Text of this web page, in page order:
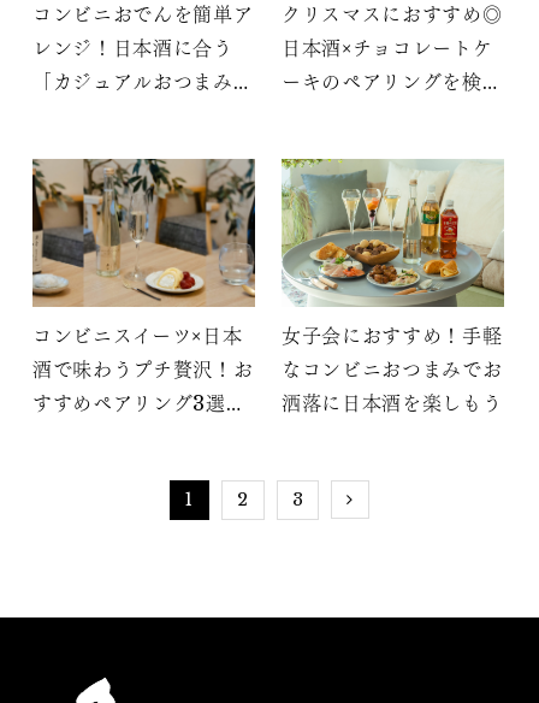
コンビニおでんを簡単ア
レンジ！日本酒に合う
「カジュアルおつまみ3
クリスマスにおすすめ◎
日本酒×チョコレートケ
ーキのペアリングを検証
コンビニスイーツ×日本
酒で味わうプチ贅沢！お
すすめペアリング3選を
女子会におすすめ！手軽
なコンビニおつまみでお
洒落に日本酒を楽しもう
1 2 3